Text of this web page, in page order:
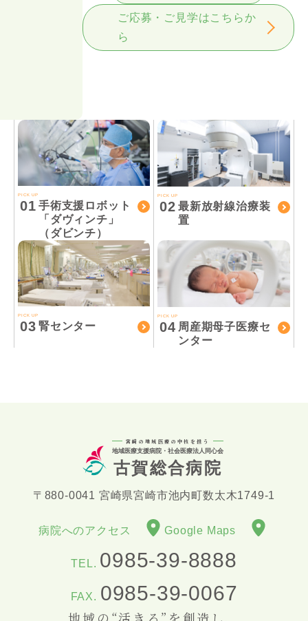
ご応募・ご見学はこちらか
ら
PICK UP
01 手術支援ロボット
「ダヴィンチ」
（ダビンチ）
PICK UP
02 最新放射線治療装
置
PICK UP
03 腎センター
PICK UP
04 周産期母子医療セ
ンター
宮崎の地域医療の中核を担う
地域医療支援病院・社会医療法人同心会
古賀総合病院
〒880-0041 宮崎県宮崎市池内町数太木1749-1
病院へのアクセス Google Maps
TEL. 0985-39-8888
FAX. 0985-39-0067